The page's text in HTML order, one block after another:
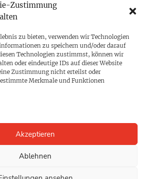
Zustimmung
zu bieten, verwenden wir Technologien
zu speichern und/oder darauf
Technologien zustimmst, können wir
oder eindeutige IDs auf dieser Website
Zustimmung nicht erteilst oder
Merkmale und Funktionen
Akzeptieren
Ablehnen